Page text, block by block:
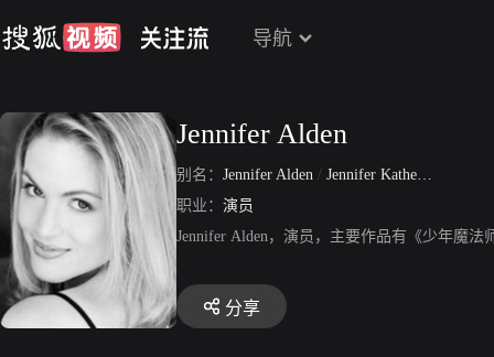
导航
Jennifer Alden
别名： Jennifer Alden / Jennifer Katherine Alden
职业： 演员
Jennifer Alden，演员，主要作品有《少年魔
分享